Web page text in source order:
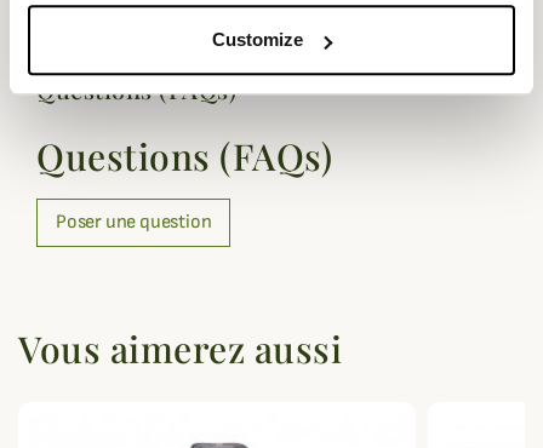
Customize
Questions (FAQs)
Questions (FAQs)
Poser une question
Vous aimerez aussi